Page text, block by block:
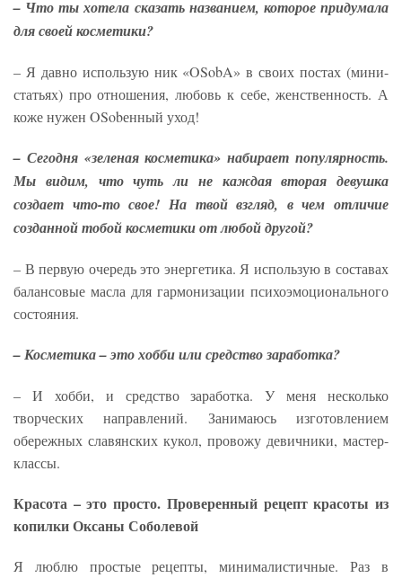
– Что ты хотела сказать названием, которое придумала
для своей косметики?
– Я давно использую ник «OSobA» в своих постах (мини-
статьях) про отношения, любовь к себе, женственность. А
коже нужен OSobенный уход!
– Сегодня «зеленая косметика» набирает популярность.
Мы видим, что чуть ли не каждая вторая девушка
создает что-то свое! На твой взгляд, в чем отличие
созданной тобой косметики от любой другой?
– В первую очередь это энергетика. Я использую в составах
балансовые масла для гармонизации психоэмоционального
состояния.
– Косметика – это хобби или средство заработка?
– И хобби, и средство заработка. У меня несколько
творческих направлений. Занимаюсь изготовлением
обережных славянских кукол, провожу девичники, мастер-
классы.
Красота – это просто. Проверенный рецепт красоты из
копилки Оксаны Соболевой
Я люблю простые рецепты, минималистичные. Раз в